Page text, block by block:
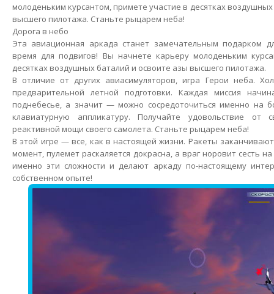
молоденьким курсантом, примете участие в десятках
высшего пилотажа. Станьте рыцарем неба!
Дорога в небо
Эта авиационная аркада станет замечательным подарком
время для подвигов! Вы начнете карьеру молоденьким
десятках воздушных баталий и освоите азы высшего пилотажа.
В отличие от других авиасимуляторов, игра Герои неба.
предварительной летной подготовки. Каждая миссия
поднебесье, а значит — можно сосредоточиться именно на
клавиатурную аппликатуру. Получайте удовольствие от
реактивной мощи своего самолета. Станьте рыцарем неба!
В этой игре — все, как в настоящей жизни. Ракеты
момент, пулемет раскаляется докрасна, а враг норовит сесть
именно эти сложности и делают аркаду по-настоящему
собственном опыте!